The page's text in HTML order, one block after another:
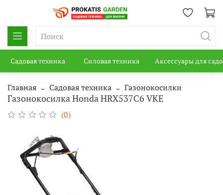
Садовая техника Силовая техника Аксессуары для
Главная Садовая техника Газонокосилки
Газонокосилка Honda HRX537С6 VKE
(0)